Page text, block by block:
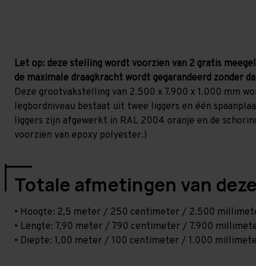
Let op: deze stelling wordt voorzien van 2 gratis
de maximale draagkracht wordt gegarandeerd zonder
Deze grootvakstelling van 2.500 x 7.900 x 1.000 mm
legbordniveau bestaat uit twee liggers en één
liggers zijn afgewerkt in RAL 2004 oranje en de
voorzien van epoxy polyester.)
Totale afmetingen van
• Hoogte: 2,5 meter / 250 centimeter / 2.500
• Lengte: 7,90 meter / 790 centimeter / 7.900
• Diepte: 1,00 meter / 100 centimeter / 1.000